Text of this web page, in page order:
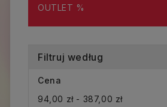
OUTLET %
Filtruj według
Cena
94,00 zł - 387,00 zł